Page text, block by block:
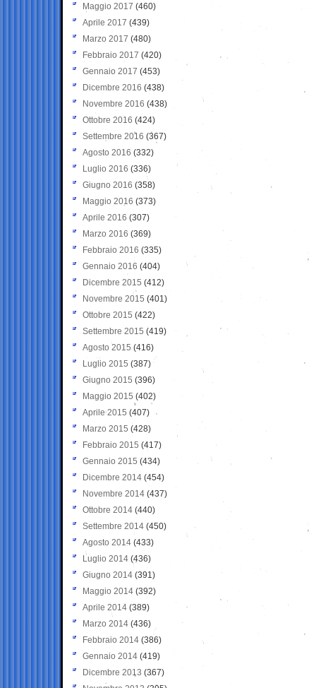
Maggio 2017 (460)
Aprile 2017 (439)
Marzo 2017 (480)
Febbraio 2017 (420)
Gennaio 2017 (453)
Dicembre 2016 (438)
Novembre 2016 (438)
Ottobre 2016 (424)
Settembre 2016 (367)
Agosto 2016 (332)
Luglio 2016 (336)
Giugno 2016 (358)
Maggio 2016 (373)
Aprile 2016 (307)
Marzo 2016 (369)
Febbraio 2016 (335)
Gennaio 2016 (404)
Dicembre 2015 (412)
Novembre 2015 (401)
Ottobre 2015 (422)
Settembre 2015 (419)
Agosto 2015 (416)
Luglio 2015 (387)
Giugno 2015 (396)
Maggio 2015 (402)
Aprile 2015 (407)
Marzo 2015 (428)
Febbraio 2015 (417)
Gennaio 2015 (434)
Dicembre 2014 (454)
Novembre 2014 (437)
Ottobre 2014 (440)
Settembre 2014 (450)
Agosto 2014 (433)
Luglio 2014 (436)
Giugno 2014 (391)
Maggio 2014 (392)
Aprile 2014 (389)
Marzo 2014 (436)
Febbraio 2014 (386)
Gennaio 2014 (419)
Dicembre 2013 (367)